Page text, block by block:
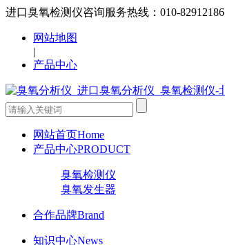
进口臭氧检测仪咨询服务热线：010-82912186
网站地图
|
产品中心
网站首页Home
产品中心PRODUCT
臭氧检测仪
臭氧发生器
合作品牌Brand
知识中心News